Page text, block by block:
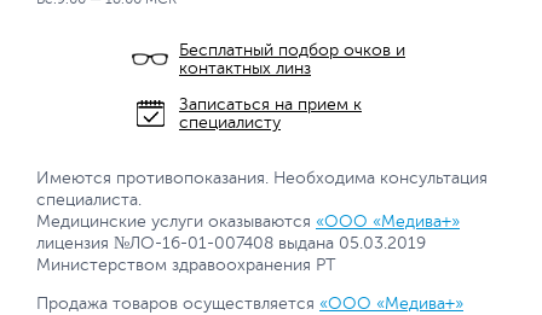
Бесплатный подбор очков и
контактных линз
Записаться на прием к
специалисту
Имеются противопоказания. Необходима консультация
специалиста.
Медицинские услуги оказываются «ООО «Медива+»
лицензия №ЛО-16-01-007408 выдана 05.03.2019
Министерством здравоохранения РТ
Продажа товаров осуществляется «ООО «Медива+»